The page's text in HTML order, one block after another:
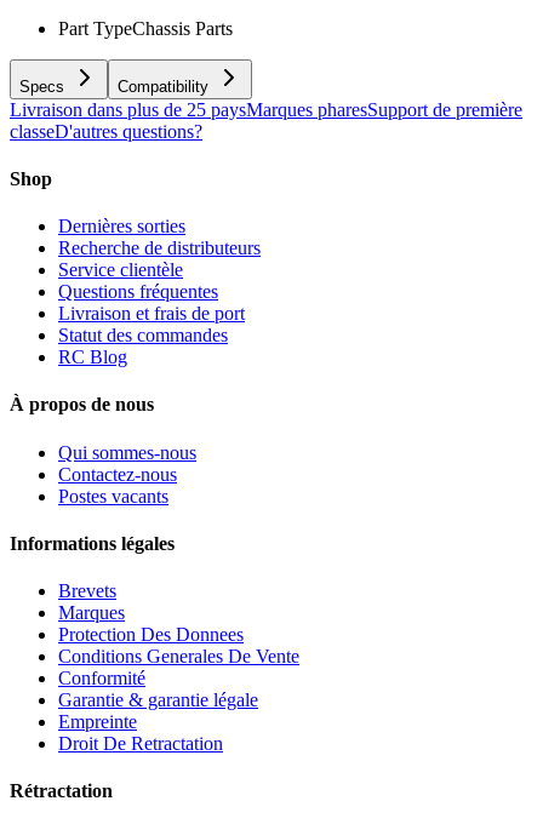
Part TypeChassis Parts
Specs Compatibility
Livraison dans plus de 25 paysMarques pharesSupport de première
classeD'autres questions?
Shop
Dernières sorties
Recherche de distributeurs
Service clientèle
Questions fréquentes
Livraison et frais de port
Statut des commandes
RC Blog
À propos de nous
Qui sommes-nous
Contactez-nous
Postes vacants
Informations légales
Brevets
Marques
Protection Des Donnees
Conditions Generales De Vente
Conformité
Garantie & garantie légale
Empreinte
Droit De Retractation
Rétractation